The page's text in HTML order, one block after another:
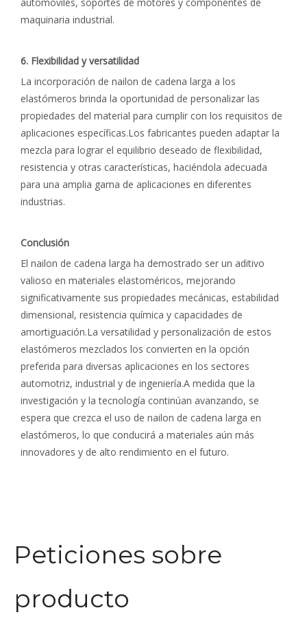
automóviles, soportes de motores y componentes de
maquinaria industrial.
6. Flexibilidad y versatilidad
La incorporación de nailon de cadena larga a los
elastómeros brinda la oportunidad de personalizar las
propiedades del material para cumplir con los requisitos de
aplicaciones específicas.Los fabricantes pueden adaptar la
mezcla para lograr el equilibrio deseado de flexibilidad,
resistencia y otras características, haciéndola adecuada
para una amplia gama de aplicaciones en diferentes
industrias.
Conclusión
El nailon de cadena larga ha demostrado ser un aditivo
valioso en materiales elastoméricos, mejorando
significativamente sus propiedades mecánicas, estabilidad
dimensional, resistencia química y capacidades de
amortiguación.La versatilidad y personalización de estos
elastómeros mezclados los convierten en la opción
preferida para diversas aplicaciones en los sectores
automotriz, industrial y de ingeniería.A medida que la
investigación y la tecnología continúan avanzando, se
espera que crezca el uso de nailon de cadena larga en
elastómeros, lo que conducirá a materiales aún más
innovadores y de alto rendimiento en el futuro.
Peticiones sobre
producto